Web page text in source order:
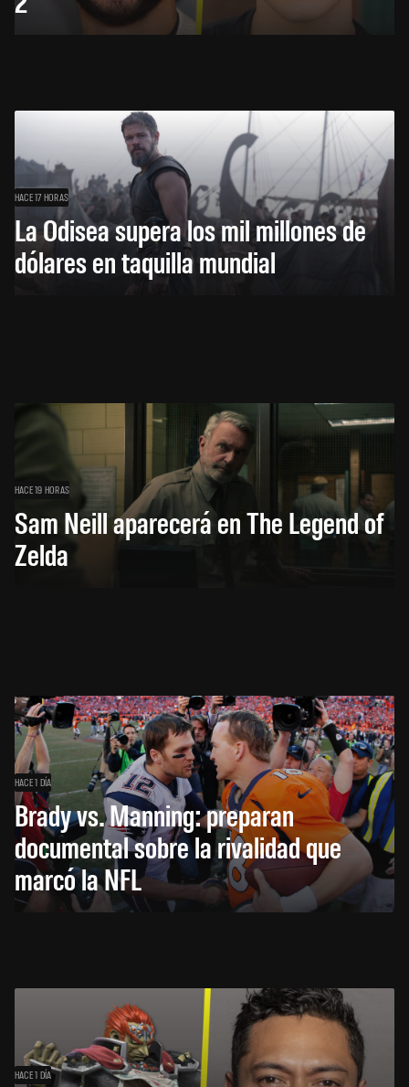
HACE 17 HORAS
La Odisea supera los mil millones de
dólares en taquilla mundial
HACE 19 HORAS
Sam Neill aparecerá en The Legend of
Zelda
HACE 1 DÍA
Brady vs. Manning: preparan
documental sobre la rivalidad que
marcó la NFL
HACE 1 DÍA